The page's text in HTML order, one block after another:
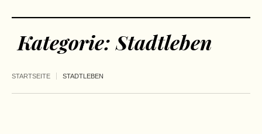
Kategorie:Stadtleben
STARTSEITE STADTLEBEN